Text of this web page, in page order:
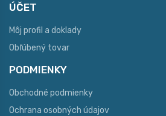
ÚČET
Môj profil a doklady
Obľúbený tovar
PODMIENKY
Obchodné podmienky
Ochrana osobných údajov